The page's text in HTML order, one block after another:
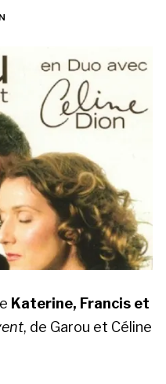
Katerine, Francis et
, de Garou et Céline